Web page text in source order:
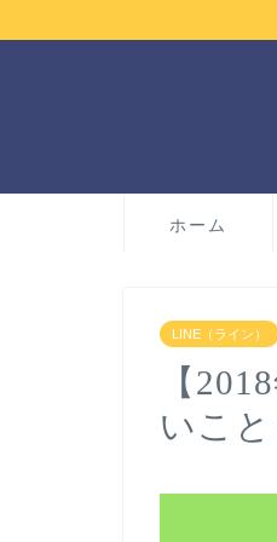
ホーム
LINE（ライン）
【
いこ